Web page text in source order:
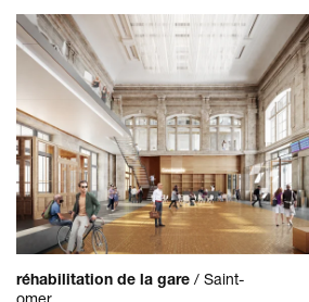
réhabilitation de la gare / Saint-